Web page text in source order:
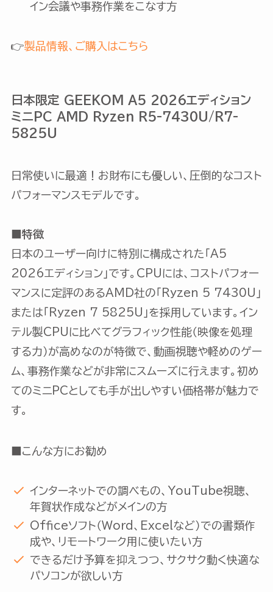
イン会議や事務作業をこなす方
👉製品情報、ご購入はこちら
日本限定 GEEKOM A5 2026エディション
ミニPC AMD Ryzen R5-7430U/R7-
5825U
日常使いに最適！お財布にも優しい、圧倒的なコスト
パフォーマンスモデルです。
■特徴
日本のユーザー向けに特別に構成された「A5
2026エディション」です。CPUには、コストパフォー
マンスに定評のあるAMD社の「Ryzen 5 7430U」
または「Ryzen 7 5825U」を採用しています。イン
テル製CPUに比べてグラフィック性能（映像を処理
する力）が高めなのが特徴で、動画視聴や軽めのゲー
ム、事務作業などが非常にスムーズに行えます。初め
てのミニPCとしても手が出しやすい価格帯が魅力で
す。
■こんな方にお勧め
インターネットでの調べもの、YouTube視聴、
年賀状作成などがメインの方
Officeソフト（Word、Excelなど）での書類作
成や、リモートワーク用に使いたい方
できるだけ予算を抑えつつ、サクサク動く快適な
パソコンが欲しい方